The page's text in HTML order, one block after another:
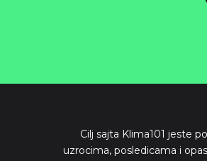
Cilj sajta Klima101 jeste
uzrocima, posledicama i